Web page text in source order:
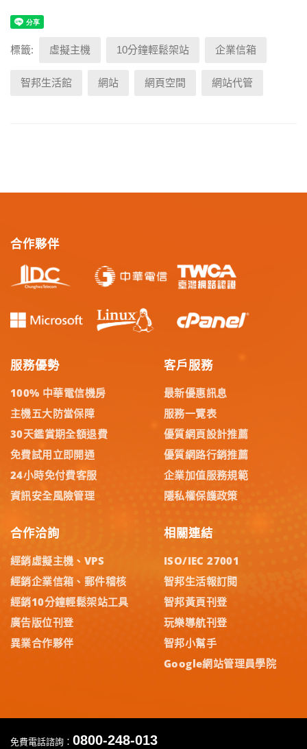
標籤: 虛擬主機 10分鐘輕鬆架站 企業信箱
智邦生活館 網站 網頁空間 網站代管
合作夥伴
服務優勢
100% 中華電信機房
主機五大防當保障
30天鑑賞期全額退費
免費試用立即開通
24小時免付費客服
資訊安全風險管理
客戶服務
最新優惠訊息
服務一覽表
優質網頁設計推薦
優質網路行銷推薦
企業加值服務規範
隱私權保護政策
合作洽詢
經銷虛擬主機、VPS
經銷企業信箱、郵件稽核
經銷10分鐘輕鬆架站工具
廣告版位刊登
異業合作夥伴
相關連結
ISO/IEC 27001
智邦生活報訂閱
智邦黃頁刊登
玩樂導航刊登
智邦小幫手
Google網站管理員學院
免費電話諮詢： 0800-248-013